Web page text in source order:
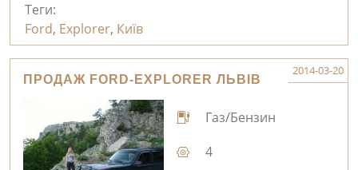
Теги:
Ford, Explorer, Київ
ПРОДАЖ FORD-EXPLORER ЛЬВІВ
2014-03-20
Газ/Бензин
4